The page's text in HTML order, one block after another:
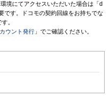
境にてアクセスいただいた場合は「d
です。ドコモの契約回線をお持ちでな
。
ウント発行 」でご確認ください。